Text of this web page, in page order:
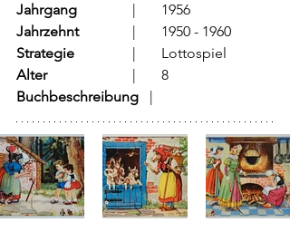
Jahrgang
		  |	1956
Jahrzehnt
		  |	1950 - 1960
Strategie
Alter
			  |	8
Buchbeschreibung